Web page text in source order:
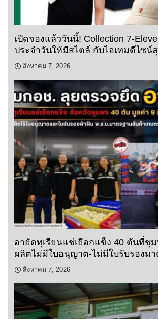
เปิดจองแล้ววันนี้! Collection 7-
ประจำวันให้มีสไตล์ กับไอเทมดีไซน์
สิงหาคม 7, 2026
อายัดทุเรียนแช่เยือกแข็ง 40 ตันที่ชุ
ผลิตไม่มีใบอนุญาต-ไม่มีใบรับรองม
สิงหาคม 7, 2026